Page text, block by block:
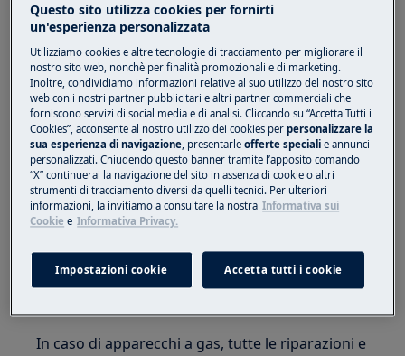
ATTENZIONE!NON ADATTO AI BAMBINI
Tenere tutte le piccole parti e l'imballaggio fuori
dalla portata dei bambini di età inferiore ai 3
anni a causa del rischio di soffocamento.
L'installazione e l'uso devono essere effettuati
esclusivamente da adulti.
Assicurati di utilizzare il prodotto solo per lo
scopo designato e verifica che sia una parte
compatibile con il prodotto previsto.
Non utilizzare o installare il prodotto se
In caso di apparecchi a gas, tutte le riparazioni e
Questo sito utilizza cookies per fornirti
un'esperienza personalizzata
Utilizziamo cookies e altre tecnologie di tracciamento per migliorare il
nostro sito web, nonchè per finalità promozionali e di marketing.
Inoltre, condividiamo informazioni relative al suo utilizzo del nostro sito
web con i nostri partner pubblicitari e altri partner commerciali che
forniscono servizi di social media e di analisi. Cliccando su “Accetta Tutti i
Cookies”, acconsente al nostro utilizzo dei cookies perpersonalizzare la
sua esperienza di navigazione, presentarleofferte speciali e annunci
personalizzati. Chiudendo questo banner tramite l’apposito comando
“X” continuerai la navigazione del sito in assenza di cookie o altri
strumenti di tracciamento diversi da quelli tecnici. Per ulteriori
informazioni, la invitiamo a consultare la nostra Informativa sui
Cookie e Informativa Privacy.
Impostazioni cookie Accetta tutti i cookie